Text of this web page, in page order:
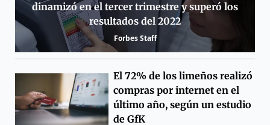
dinamizó en el tercer trimestre y superó los
resultados del 2022
Forbes Staff
El 72% de los limeños realizó
compras por internet en el
último año, según un estudio
de GfK